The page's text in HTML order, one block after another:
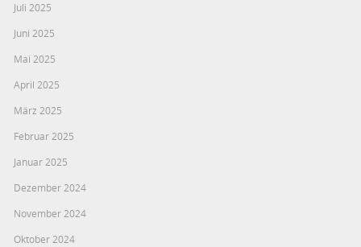
Juli 2025
Juni 2025
Mai 2025
April 2025
März 2025
Februar 2025
Januar 2025
Dezember 2024
November 2024
Oktober 2024